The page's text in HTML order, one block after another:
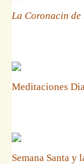
La Coronacin
Meditaciones
Semana Santa y